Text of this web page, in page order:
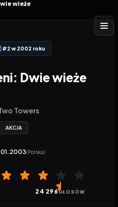
wieże
#2 w 2002 roku
Dwie wieże
Towers
AKCJA
(Polska)
24 296GŁOSÓW